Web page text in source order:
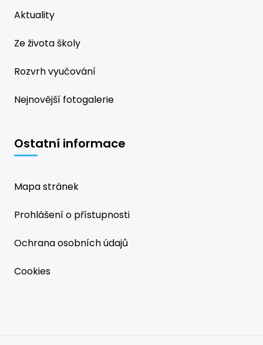
Aktuality
Ze života školy
Rozvrh vyučování
Nejnovější fotogalerie
Ostatní informace
Mapa stránek
Prohlášení o přístupnosti
Ochrana osobních údajů
Cookies